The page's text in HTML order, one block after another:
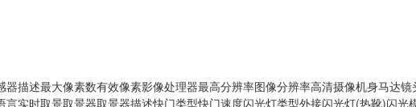
描述最大像素数有效像素影像处理器最高分辨率图像分辨率高清摄像机身马达
实时取景取景器取景器描述快门类型快门速度闪光灯类型外接闪光灯(热靴)闪